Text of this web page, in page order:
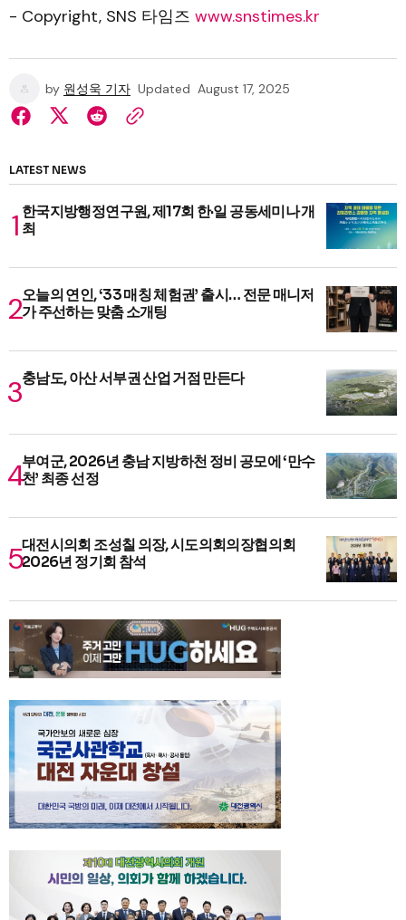
- Copyright, SNS 타임즈 www.snstimes.kr
by 원성욱 기자 Updated August 17, 2025
LATEST NEWS
한국지방행정연구원, 제17회 한·일 공동세미나 개
최
오늘의 연인, ‘33 매칭 체험권’ 출시… 전문 매니저
가 주선하는 맞춤 소개팅
충남도, 아산 서부권 산업 거점 만든다
부여군, 2026년 충남 지방하천 정비 공모에 ‘만수
천’ 최종 선정
대전시의회 조성칠 의장, 시도의회의장협의회
2026년 정기회 참석